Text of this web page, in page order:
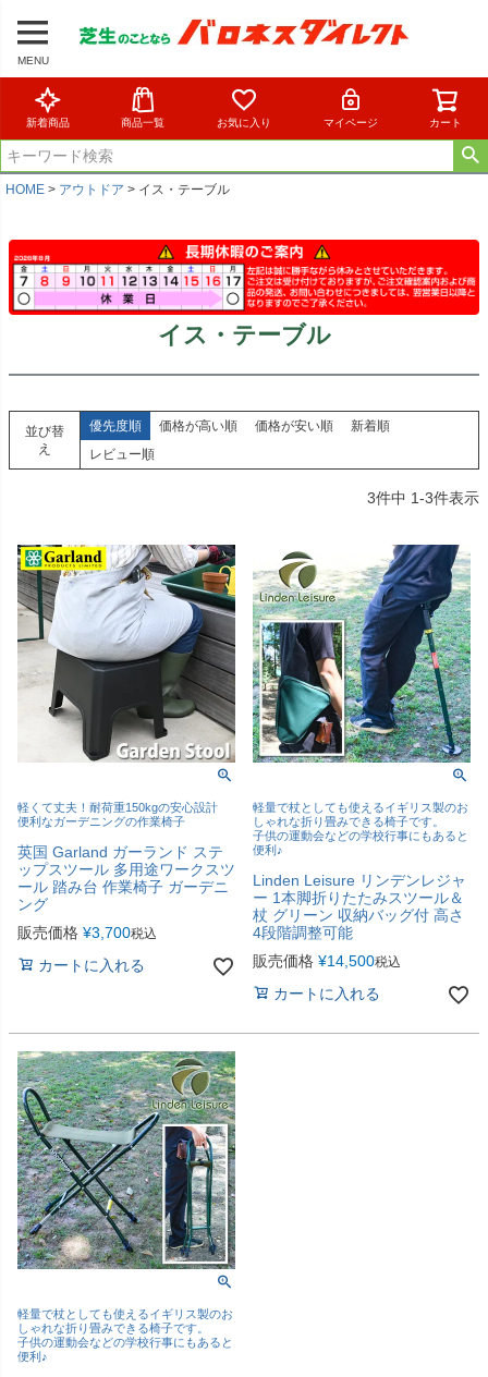
MENU
新着商品 商品一覧 お気に入り マイページ カート
HOME アウトドア イス・テーブル
イス・テーブル
並び替
え
優先度順 価格が高い順 価格が安い順
新着順
レビュー順
3件中 1-3件表示
軽くて丈夫！耐荷重150kgの安心設計
便利なガーデニングの作業椅子
英国 Garland ガーランド ステ
ップスツール 多用途ワークスツ
ール 踏み台 作業椅子 ガーデニ
ング
販売価格 ¥3,700税込
カートに入れる
軽量で杖としても使えるイギリス製のお
しゃれな折り畳みできる椅子です。
子供の運動会などの学校行事にもあると
便利♪
Linden Leisure リンデンレジャ
ー 1本脚折りたたみスツール＆
杖 グリーン 収納バッグ付 高さ
4段階調整可能
販売価格 ¥14,500税込
カートに入れる
軽量で杖としても使えるイギリス製のお
しゃれな折り畳みできる椅子です。
子供の運動会などの学校行事にもあると
便利♪